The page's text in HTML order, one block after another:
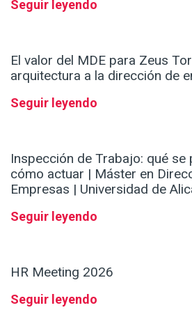
Seguir leyendo
El valor del MDE para Zeus
arquitectura a la dirección de
Seguir leyendo
Inspección de Trabajo: qué se
cómo actuar | Máster en
Empresas | Universidad de
Seguir leyendo
HR Meeting 2026
Seguir leyendo